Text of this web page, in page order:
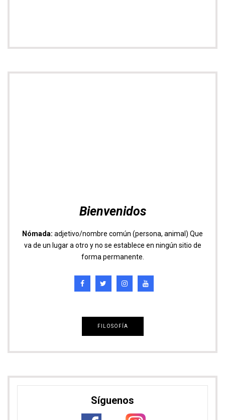
Bienvenidos
Nómada: adjetivo/nombre común (persona, animal) Que
va de un lugar a otro y no se establece en ningún sitio de
forma permanente.
FILOSOFÍA
Síguenos